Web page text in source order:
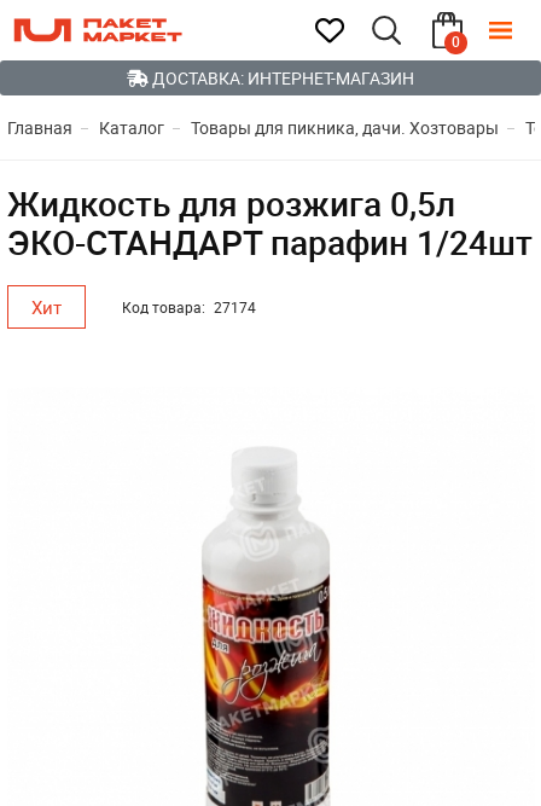
0
ДОСТАВКА: ИНТЕРНЕТ-МАГАЗИН
Главная Каталог Товары для пикника, дачи. Хозтовары
Жидкость для розжига 0,5л
ЭКО-СТАНДАРТ парафин 1/24шт
Хит Код товара: 27174